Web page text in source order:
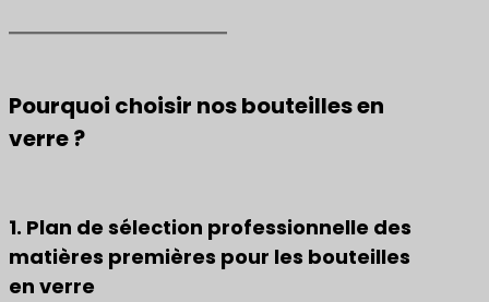
Pourquoi choisir nos bouteilles en
verre ?
1. Plan de sélection professionnelle des
matières premières pour les bouteilles
en verre